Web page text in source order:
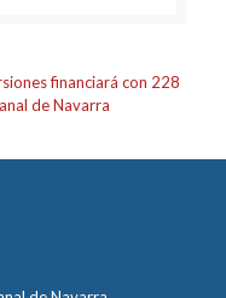
financiará con 228
de Navarra